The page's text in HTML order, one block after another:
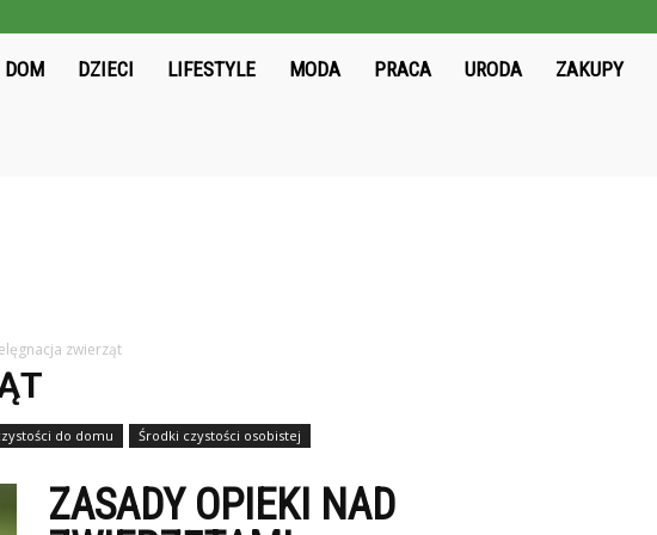
DOM DZIECI LIFESTYLE MODA PRACA URODA ZAKUPY
zwierząt
do domu
Środki czystości osobistej
ZASADY OPIEKI NAD